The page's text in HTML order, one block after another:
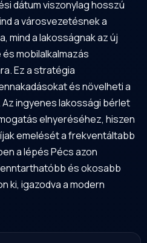
dátum viszonylag hosszú
a városvezetésnek a
mind a lakosságnak az új
mobilalkalmazás
Ez a stratégia
és növelheti a
ingyenes lakossági bérlet
elnyeréséhez, hiszen
emelését a frekventáltabb
a lépés Pécs azon
és okosabb
ki, igazodva a modern